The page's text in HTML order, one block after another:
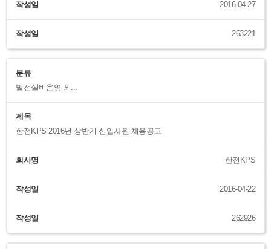
작성일 2016-04-27
작성일 263221
분류
발전설비운영 외...
제목
한전KPS 2016년 상반기 신입사원 채용공고
회사명 한전KPS
작성일 2016-04-22
작성일 262926